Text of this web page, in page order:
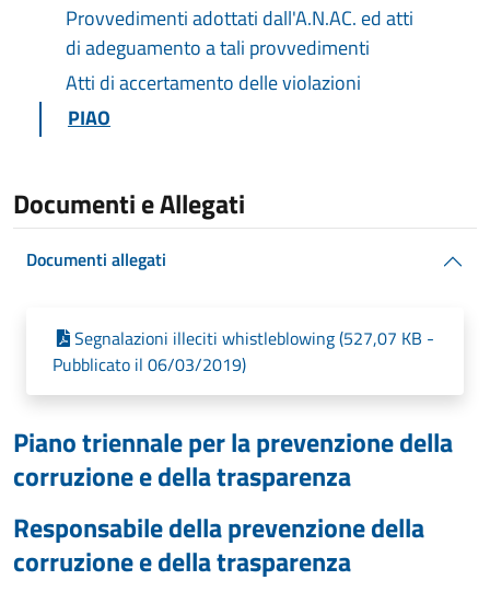
Provvedimenti adottati dall'A.N.AC. ed atti
di adeguamento a tali provvedimenti
Atti di accertamento delle violazioni
PIAO
Documenti e Allegati
Documenti allegati
Segnalazioni illeciti whistleblowing (527,07 KB -
Pubblicato il 06/03/2019)
Piano triennale per la prevenzione della
corruzione e della trasparenza
Responsabile della prevenzione della
corruzione e della trasparenza